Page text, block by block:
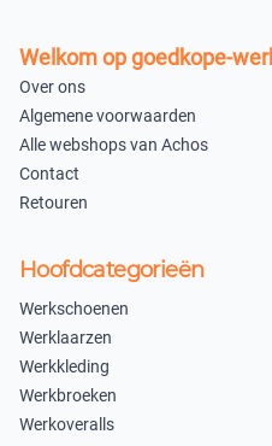
Welkom op goedkope-
Over ons
Algemene voorwaarden
Alle webshops van Achos
Contact
Retouren
Hoofdcategorieën
Werkschoenen
Werklaarzen
Werkkleding
Werkbroeken
Werkoveralls